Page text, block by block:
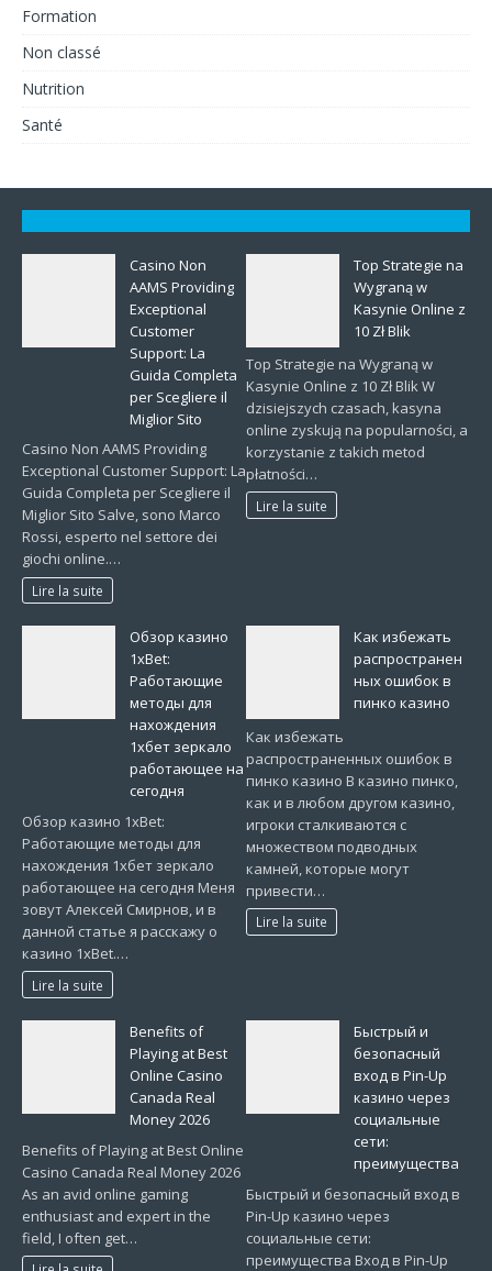
Formation
Non classé
Nutrition
Santé
Casino Non
AAMS Providing
Exceptional
Customer
Support: La
Guida Completa
per Scegliere il
Miglior Sito
Casino Non AAMS Providing
Exceptional Customer Support: La
Guida Completa per Scegliere il
Miglior Sito Salve, sono Marco
Rossi, esperto nel settore dei
giochi online.…
Lire la suite
Top Strategie na
Wygraną w
Kasynie Online z
10 Zł Blik
Top Strategie na Wygraną w
Kasynie Online z 10 Zł Blik W
dzisiejszych czasach, kasyna
online zyskują na popularności, a
korzystanie z takich metod
płatności…
Lire la suite
Обзор казино
1xBet:
Работающие
методы для
нахождения
1хбет зеркало
работающее на
сегодня
Обзор казино 1xBet:
Работающие методы для
нахождения 1хбет зеркало
работающее на сегодня Меня
зовут Алексей Смирнов, и в
данной статье я расскажу о
казино 1xBet.…
Lire la suite
Как избежать
распространен
ных ошибок в
пинко казино
Как избежать
распространенных ошибок в
пинко казино В казино пинко,
как и в любом другом казино,
игроки сталкиваются с
множеством подводных
камней, которые могут
привести…
Lire la suite
Benefits of
Playing at Best
Online Casino
Canada Real
Money 2026
Benefits of Playing at Best Online
Casino Canada Real Money 2026
As an avid online gaming
enthusiast and expert in the
field, I often get…
Быстрый и
безопасный
вход в Pin-Up
казино через
социальные
сети:
преимущества
Быстрый и безопасный вход в
Pin-Up казино через
социальные сети:
преимущества Вход в Pin-Up